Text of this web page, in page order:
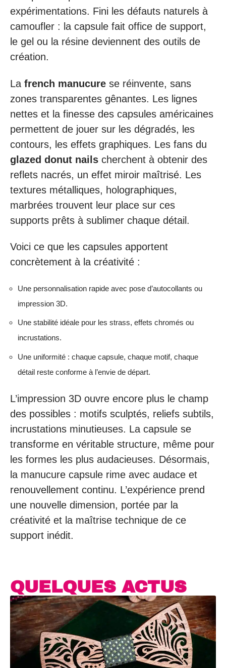
expérimentations. Fini les défauts naturels à
camoufler : la capsule fait office de support,
le gel ou la résine deviennent des outils de
création.
La french manucure se réinvente, sans
zones transparentes gênantes. Les lignes
nettes et la finesse des capsules américaines
permettent de jouer sur les dégradés, les
contours, les effets graphiques. Les fans du
glazed donut nails cherchent à obtenir des
reflets nacrés, un effet miroir maîtrisé. Les
textures métalliques, holographiques,
marbrées trouvent leur place sur ces
supports prêts à sublimer chaque détail.
Voici ce que les capsules apportent
concrètement à la créativité :
Une personnalisation rapide avec pose d’autocollants ou
impression 3D.
Une stabilité idéale pour les strass, effets chromés ou
incrustations.
Une uniformité : chaque capsule, chaque motif, chaque
détail reste conforme à l’envie de départ.
L’impression 3D ouvre encore plus le champ
des possibles : motifs sculptés, reliefs subtils,
incrustations minutieuses. La capsule se
transforme en véritable structure, même pour
les formes les plus audacieuses. Désormais,
la manucure capsule rime avec audace et
renouvellement continu. L’expérience prend
une nouvelle dimension, portée par la
créativité et la maîtrise technique de ce
support inédit.
QUELQUES ACTUS